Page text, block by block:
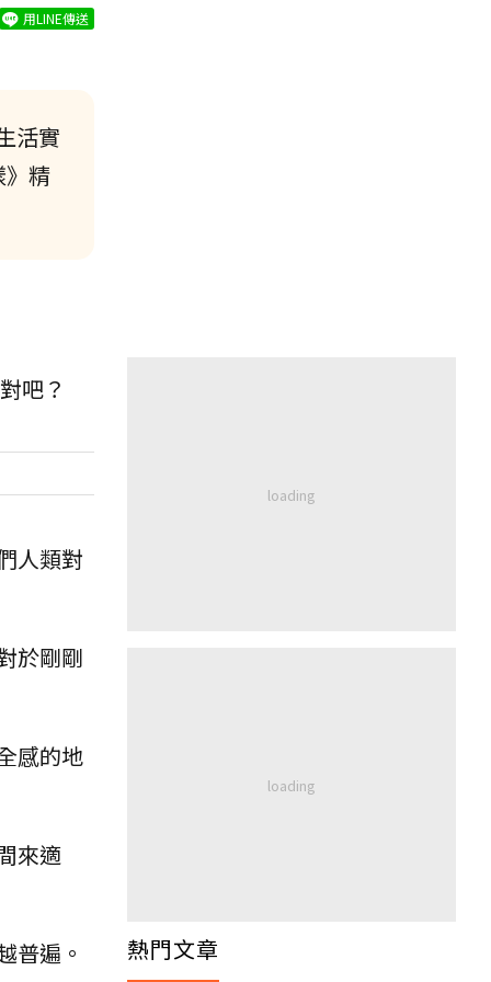
用LINE傳送
活實
》精
吧？
人類對
於剛剛
感的地
來適
普遍。 熱門文章